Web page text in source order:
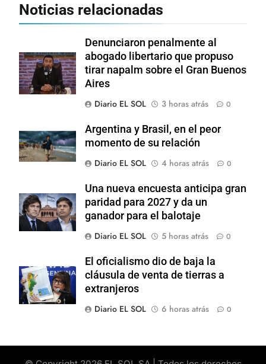
Noticias relacionadas
Denunciaron penalmente al
abogado libertario que propuso
tirar napalm sobre el Gran Buenos
Aires
Diario EL SOL
3 horas atrás 0
Argentina y Brasil, en el peor
momento de su relación
Diario EL SOL
4 horas atrás 0
Una nueva encuesta anticipa gran
paridad para 2027 y da un
ganador para el balotaje
Diario EL SOL
5 horas atrás 0
El oficialismo dio de baja la
cláusula de venta de tierras a
extranjeros
Diario EL SOL
6 horas atrás 0